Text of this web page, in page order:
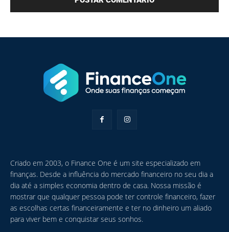
Criado em 2003, o Finance One é um site especializado em
finanças. Desde a influência do mercado financeiro no seu dia a
dia até a simples economia dentro de casa. Nossa missão é
mostrar que qualquer pessoa pode ter controle financeiro, fazer
as escolhas certas financeiramente e ter no dinheiro um aliado
para viver bem e conquistar seus sonhos.